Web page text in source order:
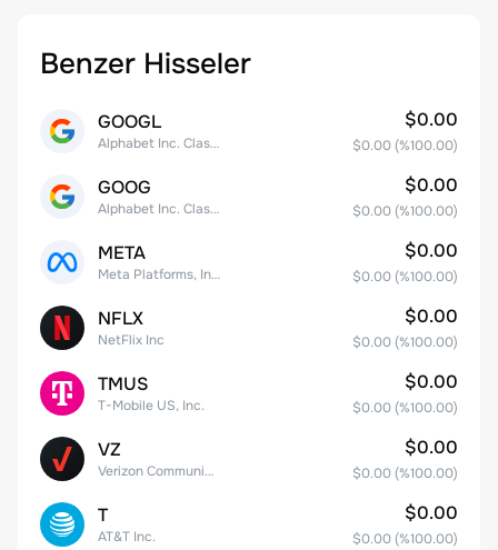
Benzer Hisseler
GOOGL
Alphabet Inc. Class A Common Stock
$0.00
$0.00 (%100.00)
GOOG
Alphabet Inc. Class C Capital Stock
$0.00
$0.00 (%100.00)
META
Meta Platforms, Inc. Class A Common Stock
$0.00
$0.00 (%100.00)
NFLX
NetFlix Inc
$0.00
$0.00 (%100.00)
TMUS
T-Mobile US, Inc.
$0.00
$0.00 (%100.00)
VZ
Verizon Communications
$0.00
$0.00 (%100.00)
T
AT&T Inc.
$0.00
$0.00 (%100.00)